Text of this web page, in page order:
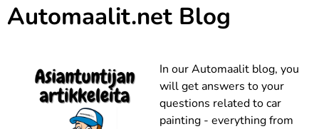
Automaalit.net Blog
In our Automaalit blog, you
will get answers to your
questions related to car
painting - everything from